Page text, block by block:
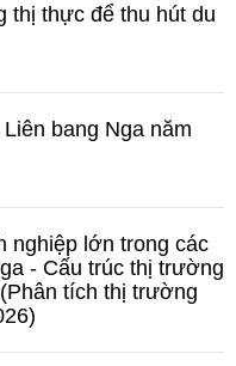
thị thực để thu hút du
bang Nga năm
nghiệp lớn trong các
- Cấu trúc thị trường
tích thị trường